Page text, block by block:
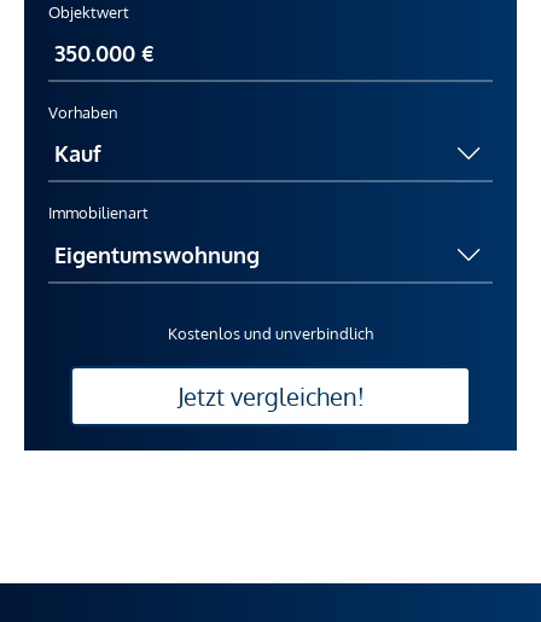
Objektwert
Vorhaben
Immobilienart
Kostenlos und unverbindlich
Jetzt vergleichen!